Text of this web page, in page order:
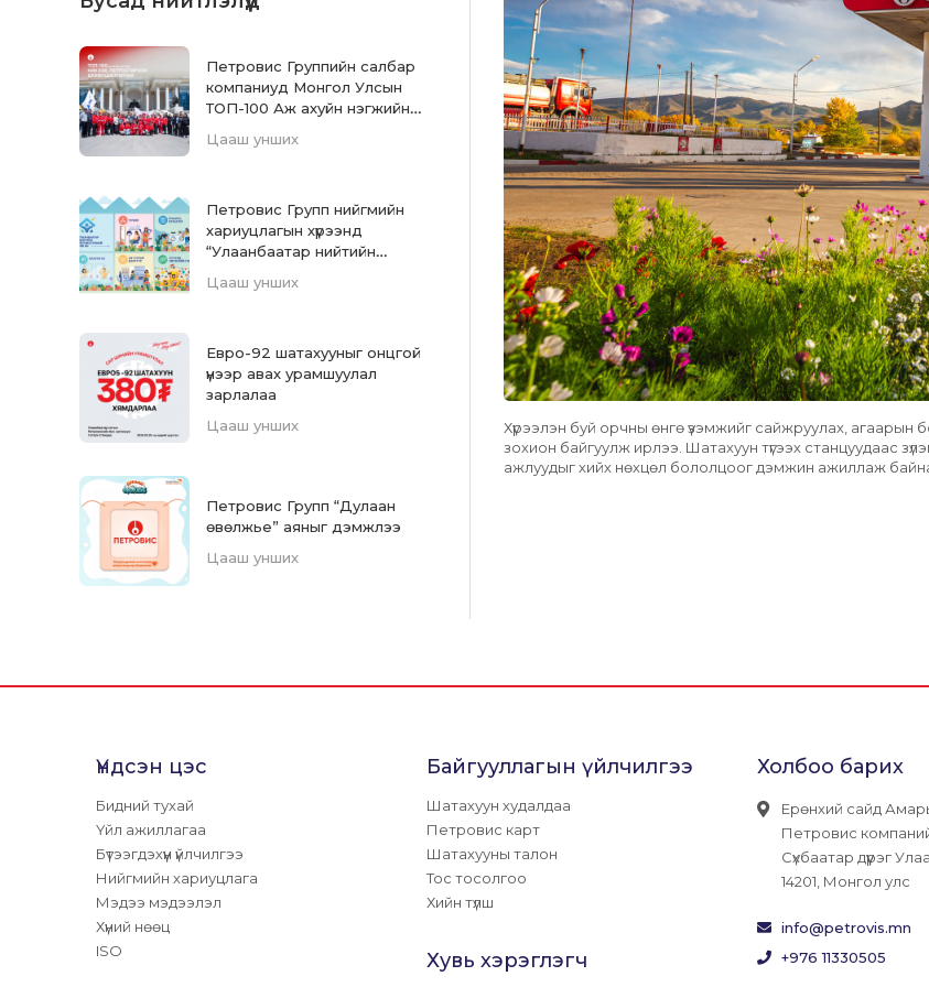
Хүрээлэн буй орчны өнгө үзэмжийг сайжруулах,
зохион байгуулж ирлээ. Шатахуун түгээх станцуудаас
ажлуудыг хийх нөхцөл бололцоог дэмжин ажиллаж
Петровис Группийн салбар
компаниуд Монгол Улсын
ТОП-100 Аж ахуйн нэгжийн
нэрлэгдлээ
Цааш унших
Петровис Групп нийгмийн
хариуцлагын хүрээнд
“Улаанбаатар нийтийн
санаачлан хэрэгжүүлж,
Цааш унших
Евро-92 шатахууныг онцгой
үнээр авах урамшуулал
зарлалаа
Цааш унших
Петровис Групп “Дулаан
өвөлжье” аяныг дэмжлээ
Цааш унших
Үндсэн цэс
Бидний тухай
Үйл ажиллагаа
Бүтээгдэхүүн үйлчилгээ
Нийгмийн хариуцлага
Мэдээ мэдээлэл
Хүний нөөц
ISO
Байгууллагын үйлчилгээ
Шатахуун худалдаа
Петровис карт
Шатахууны талон
Тос тосолгоо
Хийн түлш
Хувь хэрэглэгч
Холбоо барих
Ерөнхий сайд
Петровис
Сүхбаатар дүүрэг
14201, Монгол улс
info@petrovis.mn
+976 11330505